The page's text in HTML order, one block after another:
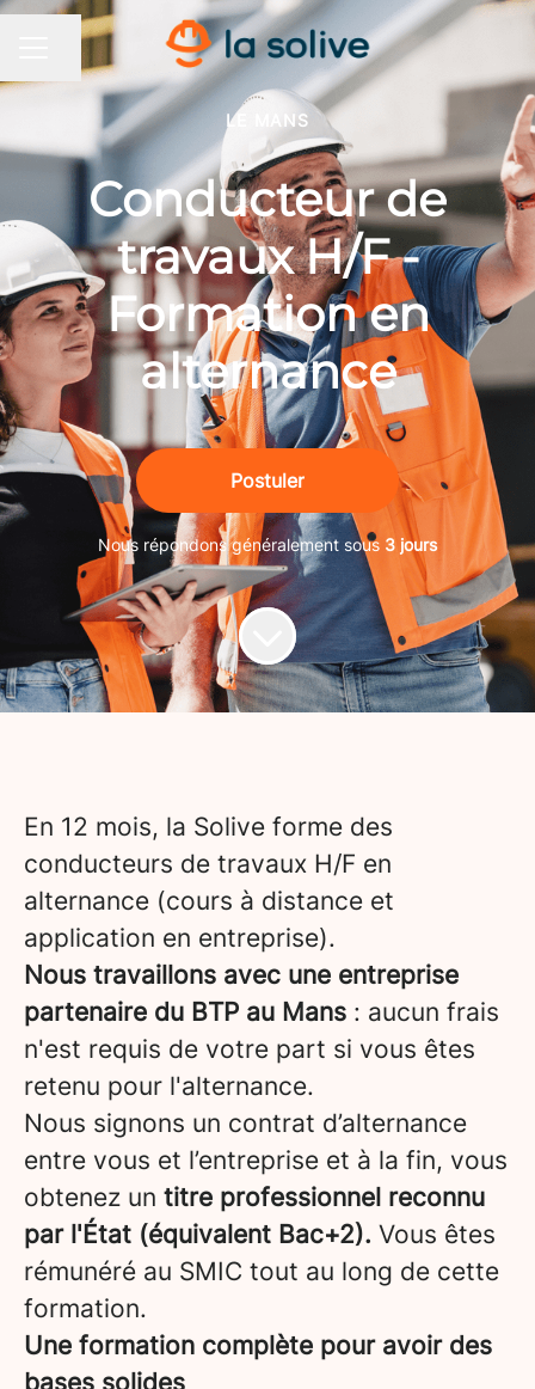
MENU CARRIÈRE
Partager la page
LE MANS
Conducteur de
travaux H/F -
Formation en
alternance
Postuler
Nous répondons généralement sous 3 jours
En 12 mois, la Solive forme des
conducteurs de travaux H/F en
alternance (cours à distance et
application en entreprise).
Nous travaillons avec une entreprise
partenaire du BTP au Mans : aucun frais
n'est requis de votre part si vous êtes
retenu pour l'alternance.
Nous signons un contrat d’alternance
entre vous et l’entreprise et à la fin, vous
obtenez un titre professionnel reconnu
par l'État (équivalent Bac+2). Vous êtes
rémunéré au SMIC tout au long de cette
formation.
Une formation complète pour avoir des
bases solides